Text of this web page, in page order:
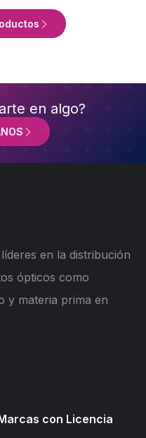
en algo?
en la distribución
ópticos como
y materia prima en
con Licencia